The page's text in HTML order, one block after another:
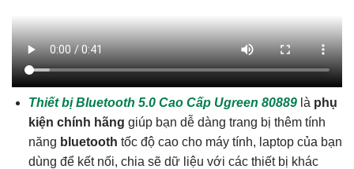
Thiết bị Bluetooth 5.0 Cao Cấp Ugreen 80889là phụ
kiện chính hãng giúp bạn dễ dàng trang bị thêm tính
năng bluetooth tốc độ cao cho máy tính, laptop của bạn
dùng để kết nối, chia sẽ dữ liệu với các thiết bị khác